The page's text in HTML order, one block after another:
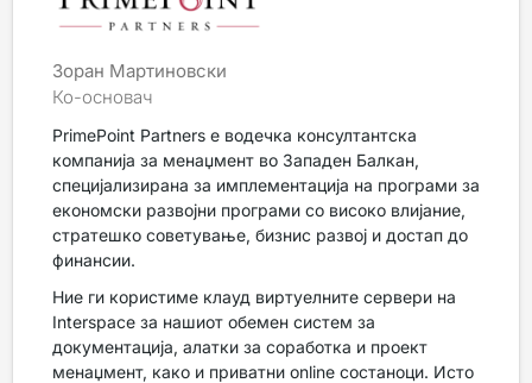
Зоран Мартиновски
Ко-основач
PrimePoint Partners е водечка консултантска
компанија за менаџмент во Западен Балкан,
специјализирана за имплементација на програми за
економски развојни програми со високо влијание,
стратешко советување, бизнис развој и достап до
финансии.
Ние ги користиме клауд виртуелните сервери на
Interspace за нашиот обемен систем за
документација, алатки за соработка и проект
менаџмент, како и приватни online состаноци. Исто